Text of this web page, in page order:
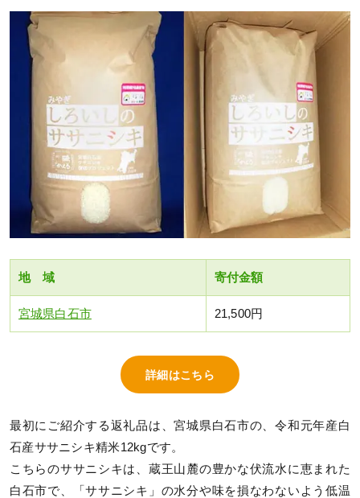
地 域 寄付金額
宮城県白石市 21,500円
詳細はこちら
最初にご紹介する返礼品は、宮城県白石市の、令和元年産白
石産ササニシキ精米12kgです。
こちらのササニシキは、蔵王山麓の豊かな伏流水に恵まれた
白石市で、「ササニシキ」の水分や味を損なわないよう低温